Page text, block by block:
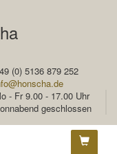
(0) 5136 879 252
- Fr 9.00 - 17.00 Uhr
geschlossen